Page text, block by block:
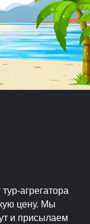
агрегатора
цену. Мы
и присылаем